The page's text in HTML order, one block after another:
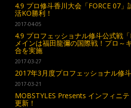
4.9 プロ修斗香川大会「FORCE 07
活KO勝利！
2017-04-05
4.9 プロフェッショナル修斗公式戦
メインは福田龍彌の国際戦！プロ～
合を実施
2017-03-27
2017年3月度プロフェッショナル修
2017-03-21
MOBSTYLES Presents インフィニ
更新！